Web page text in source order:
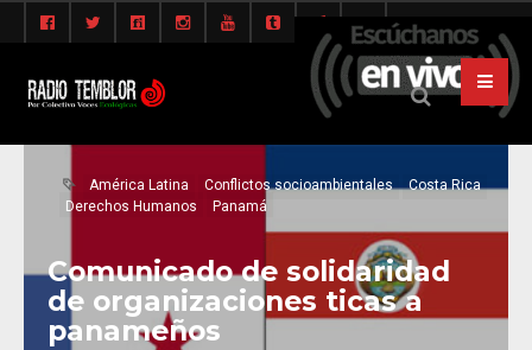
América Latina Conflictos socioambientales
Costa Rica
Derechos Humanos
Panamá
Comunicado de solidaridad
de organizaciones ticas a
panameños